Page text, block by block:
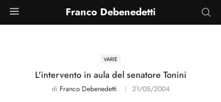
Franco Debenedetti
VARIE
L'intervento in aula del senatore Tonini
di Franco Debenedetti 21/05/2004